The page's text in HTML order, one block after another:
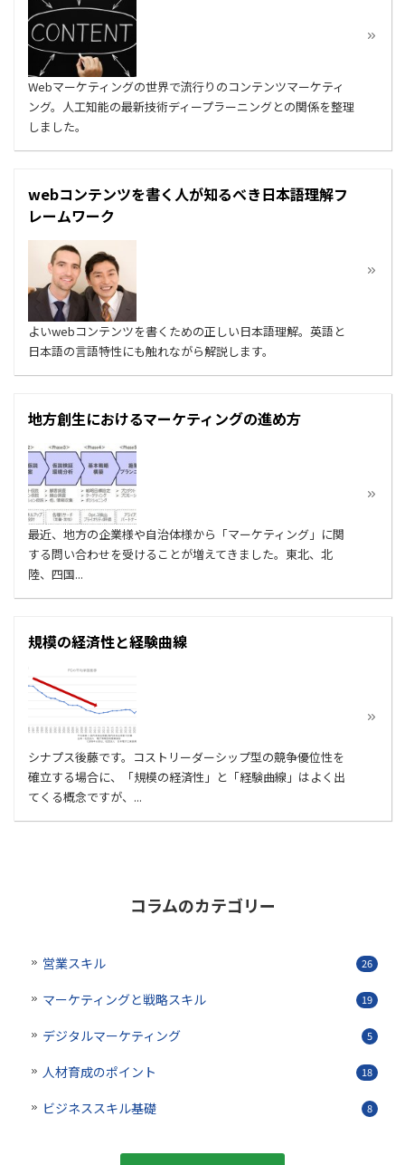
Webマーケティングの世界で流行りのコンテンツマーケティ
ング。人工知能の最新技術ディープラーニングとの関係を整理
しました。
webコンテンツを書く人が知るべき日本語理解フ
レームワーク
よいwebコンテンツを書くための正しい日本語理解。英語と
日本語の言語特性にも触れながら解説します。
地方創生におけるマーケティングの進め方
最近、地方の企業様や自治体様から「マーケティング」に関
する問い合わせを受けることが増えてきました。東北、北
陸、四国...
規模の経済性と経験曲線
シナプス後藤です。コストリーダーシップ型の競争優位性を
確立する場合に、「規模の経済性」と「経験曲線」はよく出
てくる概念ですが、...
コラムのカテゴリー
営業スキル 26
マーケティングと戦略スキル 19
デジタルマーケティング 5
人材育成のポイント 18
ビジネススキル基礎 8